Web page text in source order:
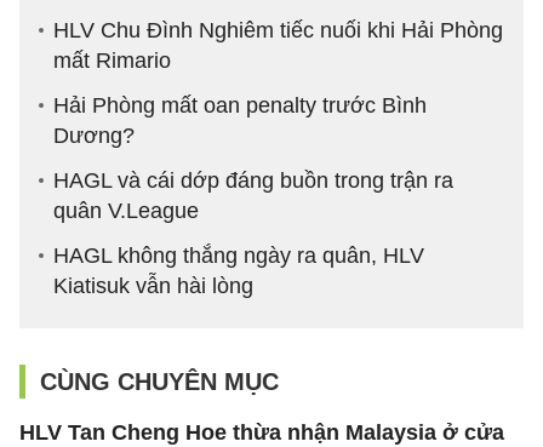
HLV Chu Đình Nghiêm tiếc nuối khi Hải Phòng
mất Rimario
Hải Phòng mất oan penalty trước Bình
Dương?
HAGL và cái dớp đáng buồn trong trận ra
quân V.League
HAGL không thắng ngày ra quân, HLV
Kiatisuk vẫn hài lòng
CÙNG CHUYÊN MỤC
HLV Tan Cheng Hoe thừa nhận Malaysia ở cửa